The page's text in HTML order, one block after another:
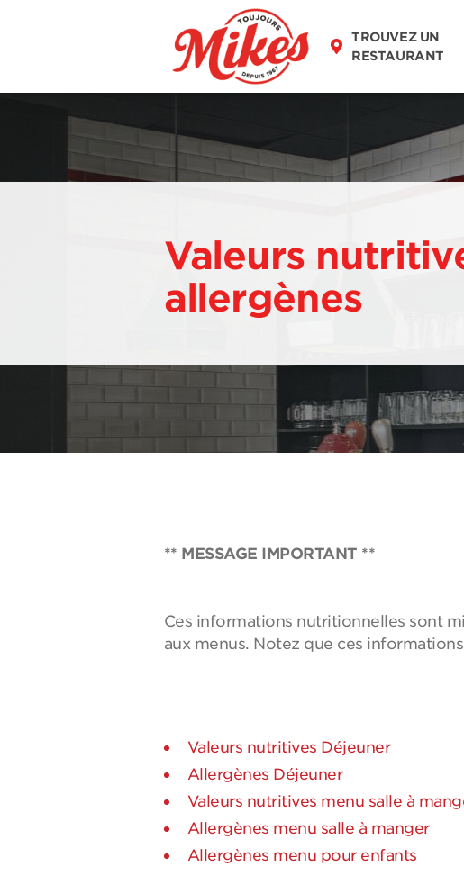
TROUVEZ UN
RESTAURANT
Valeurs
allergènes
** MESSAGE IMPORTANT **
Ces informations nutritionnelles sont
aux menus. Notez que ces
Valeurs nutritives Déjeuner
Allergènes Déjeuner
Valeurs nutritives menu salle à
Allergènes menu salle à manger
Allergènes menu pour enfants